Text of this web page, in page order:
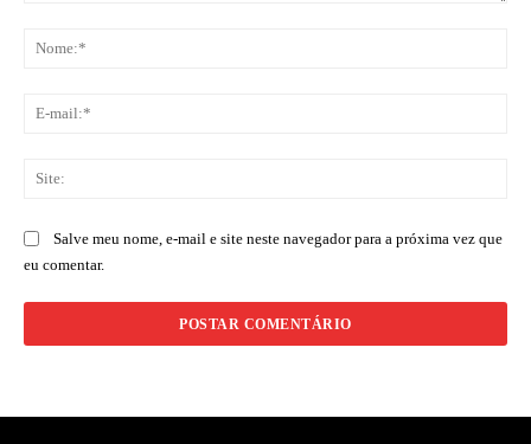
Salve meu nome, e-mail e site neste navegador para a próxima vez que
eu comentar.